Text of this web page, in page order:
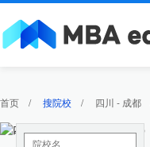
首页 / 搜院校 / 四川 - 成都